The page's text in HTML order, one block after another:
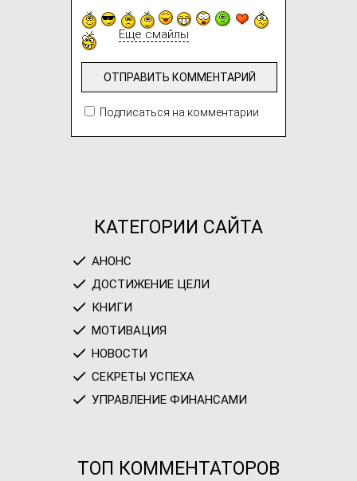
Еще смайлы
Подписаться на комментарии
КАТЕГОРИИ САЙТА
АНОНС
ДОСТИЖЕНИЕ ЦЕЛИ
КНИГИ
МОТИВАЦИЯ
НОВОСТИ
СЕКРЕТЫ УСПЕХА
УПРАВЛЕНИЕ ФИНАНСАМИ
ТОП КОММЕНТАТОРОВ